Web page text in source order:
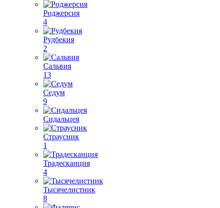
Роджерсия
4
Рудбекия
2
Сальвия
13
Седум
9
Сидальцея
Страусник
1
Традесканция
4
Тысячелистник
8